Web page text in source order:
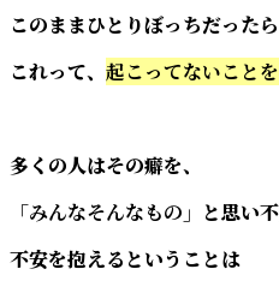
このままひとりぼっちだった
これって、 起こってないこと
多くの人はその癖を、
「みんなそんなもの」 と思い
不安を抱えるということは